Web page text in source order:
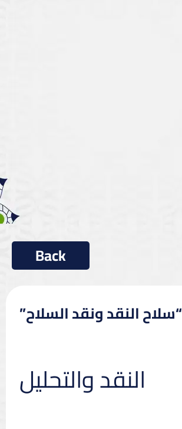
“سلاح النقد ونقد السلاح”
النقد والتحليل